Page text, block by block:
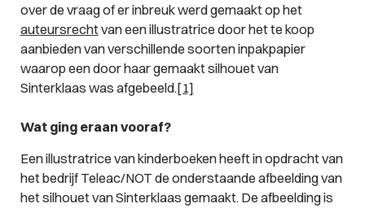
over de vraag of er inbreuk werd gemaakt op het
auteursrechtvan een illustratrice door het te koop
aanbieden van verschillende soorten inpakpapier
waarop een door haar gemaakt silhouet van
Sinterklaas was afgebeeld.[1]
Wat ging eraan vooraf?
Een illustratrice van kinderboeken heeft in opdracht van
het bedrijf Teleac/NOT de onderstaande afbeelding van
het silhouet van Sinterklaas gemaakt. De afbeelding is